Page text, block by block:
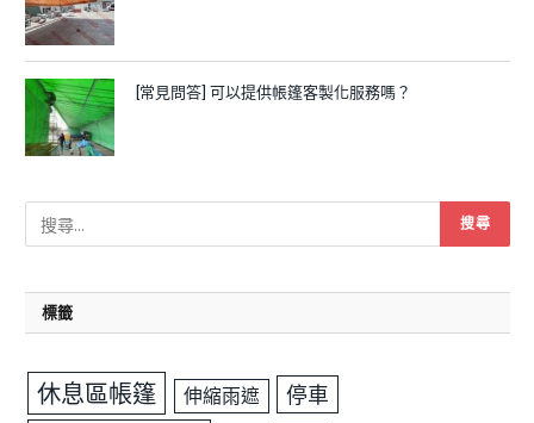
[常見問答] 可以提供帳篷客製化服務嗎？
標籤
休息區帳篷 伸縮雨遮 停車